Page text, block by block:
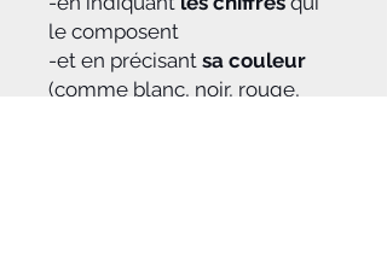
le composent
-et en précisant sa couleur
(comme blanc, noir, rouge,